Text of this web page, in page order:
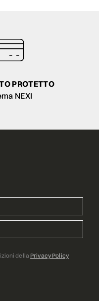
PROTETTO
NEXI
della Privacy Policy